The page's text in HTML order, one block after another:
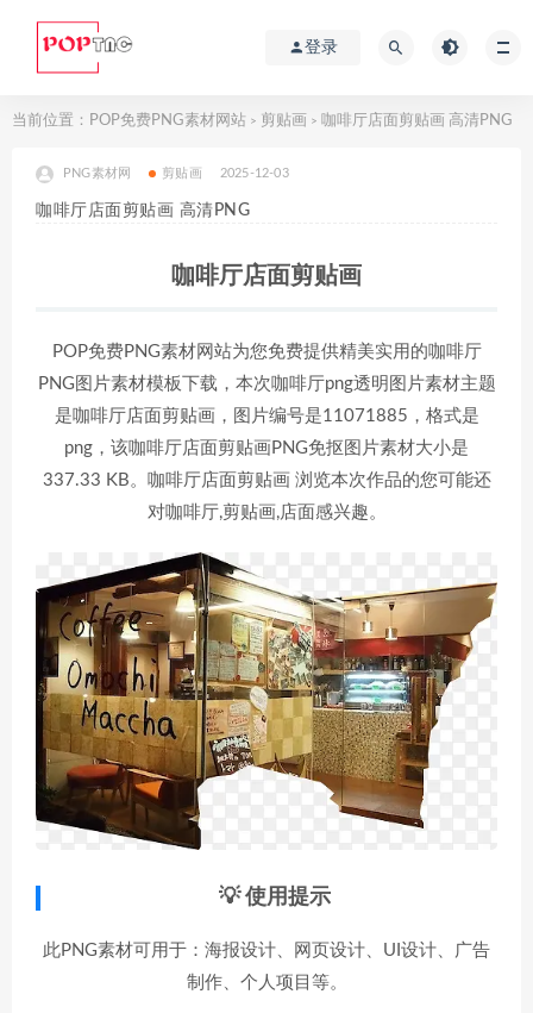
登录
当前位置： POP免费PNG素材网站 > 剪贴画 > 咖啡厅店面剪贴画 高清PNG
PNG素材网 剪贴画 2025-12-03
咖啡厅店面剪贴画 高清PNG
咖啡厅店面剪贴画
POP免费PNG素材网站为您免费提供精美实用的咖啡厅
PNG图片素材模板下载，本次咖啡厅png透明图片素材主题
是咖啡厅店面剪贴画，图片编号是11071885，格式是
png，该咖啡厅店面剪贴画PNG免抠图片素材大小是
337.33 KB。咖啡厅店面剪贴画 浏览本次作品的您可能还
对咖啡厅,剪贴画,店面感兴趣。
💡 使用提示
此PNG素材可用于：海报设计、网页设计、UI设计、广告
制作、个人项目等。